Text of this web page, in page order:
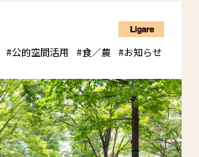
#公的空間活用 #食／農 #お知らせ